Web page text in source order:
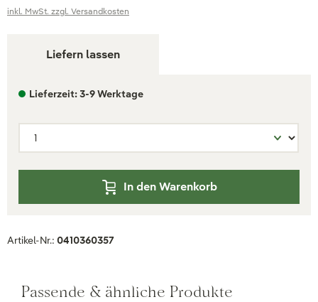
inkl. MwSt. zzgl. Versandkosten
Liefern lassen
Lieferzeit: 3-9 Werktage
In den Warenkorb
Artikel-Nr.: 0410360357
Passende & ähnliche Produkte